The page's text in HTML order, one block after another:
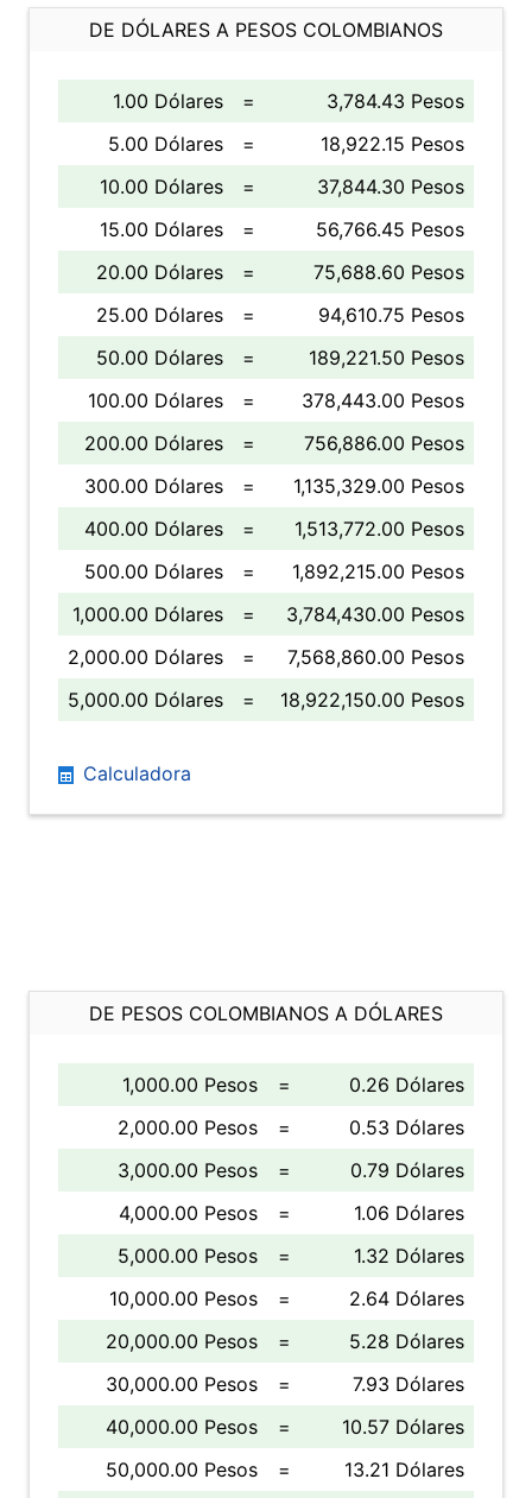
DE DÓLARES A PESOS COLOMBIANOS
1.00 Dólares =
3,784.43 Pesos
5.00 Dólares
=
18,922.15 Pesos
10.00 Dólares
=
37,844.30 Pesos
15.00 Dólares
=
56,766.45 Pesos
20.00 Dólares
=
75,688.60 Pesos
25.00 Dólares
=
94,610.75 Pesos
50.00 Dólares
=
189,221.50 Pesos
100.00 Dólares
=
378,443.00 Pesos
200.00 Dólares
=
756,886.00 Pesos
300.00 Dólares
=
1,135,329.00 Pesos
400.00 Dólares
=
1,513,772.00 Pesos
500.00 Dólares
=
1,892,215.00 Pesos
1,000.00 Dólares
=
3,784,430.00 Pesos
2,000.00 Dólares
=
7,568,860.00 Pesos
5,000.00 Dólares
= 18,922,150.00 Pesos
Calculadora
DE PESOS COLOMBIANOS A DÓLARES
1,000.00 Pesos =
0.26 Dólares
2,000.00 Pesos
=
0.53 Dólares
3,000.00 Pesos
=
0.79 Dólares
4,000.00 Pesos
=
1.06 Dólares
5,000.00 Pesos
=
1.32 Dólares
10,000.00 Pesos
=
2.64 Dólares
20,000.00 Pesos
=
5.28 Dólares
30,000.00 Pesos
=
7.93 Dólares
40,000.00 Pesos
=
10.57 Dólares
50,000.00 Pesos
= 13.21 Dólares